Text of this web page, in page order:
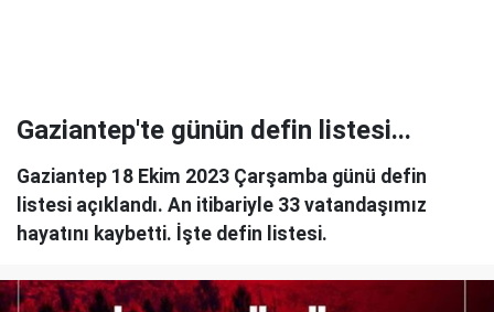
Gaziantep'te günün defin listesi...
Gaziantep 18 Ekim 2023 Çarşamba günü defin
listesi açıklandı. An itibariyle 33 vatandaşımız
hayatını kaybetti. İşte defin listesi.